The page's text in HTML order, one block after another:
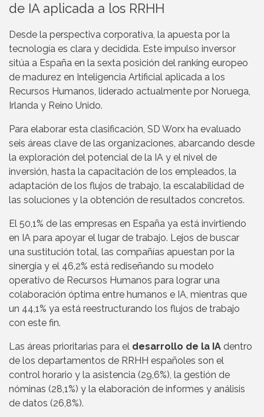
de IA aplicada a los RRHH
Desde la perspectiva corporativa, la apuesta por la
tecnología es clara y decidida. Este impulso inversor
sitúa a España en la sexta posición del ranking europeo
de madurez en Inteligencia Artificial aplicada a los
Recursos Humanos, liderado actualmente por Noruega,
Irlanda y Reino Unido.
Para elaborar esta clasificación, SD Worx ha evaluado
seis áreas clave de las organizaciones, abarcando desde
la exploración del potencial de la IA y el nivel de
inversión, hasta la capacitación de los empleados, la
adaptación de los flujos de trabajo, la escalabilidad de
las soluciones y la obtención de resultados concretos.
El 50,1% de las empresas en España ya está invirtiendo
en IA para apoyar el lugar de trabajo. Lejos de buscar
una sustitución total, las compañías apuestan por la
sinergia y el 46,2% está rediseñando su modelo
operativo de Recursos Humanos para lograr una
colaboración óptima entre humanos e IA, mientras que
un 44,1% ya está reestructurando los flujos de trabajo
con este fin.
Las áreas prioritarias para el desarrollo de la IA dentro
de los departamentos de RRHH españoles son el
control horario y la asistencia (29,6%), la gestión de
nóminas (28,1%) y la elaboración de informes y análisis
de datos (26,8%).